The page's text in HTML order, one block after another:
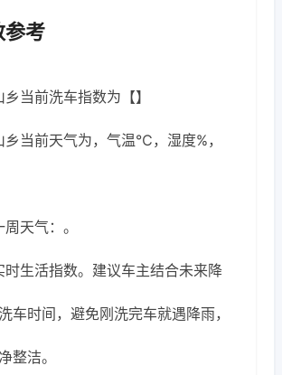
参考
乡当前洗车指数为【】
乡当前天气为，气温℃，湿度%，
天气：。
时生活指数。建议车主结合未来降
车时间，避免刚洗完车就遇降雨，
整洁。